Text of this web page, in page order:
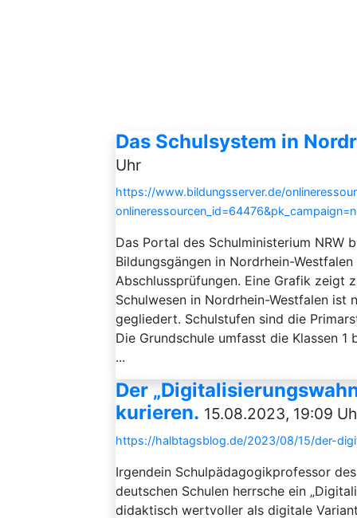
Das Schulsystem in
Uhr
https://www.bildungsserver.de/
Das Portal des Schulministerium NRW
Bildungsgängen in Nordrhein-
Abschlussprüfungen. Eine Grafik zeigt
Schulwesen in Nordrhein-Westfalen ist
gegliedert. Schulstufen sind die
Die Grundschule umfasst die Klassen
...
Der
kurieren. 15.08.2023, 19:09
https://halbtagsblog.de/2023/08/15/der-
Irgendein Schulpädagogikprofessor
deutschen Schulen herrsche ein
didaktisch wertvoller als digitale